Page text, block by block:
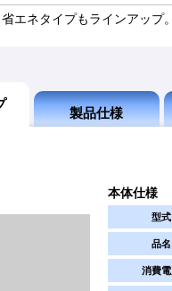
エネタイプもラインアップ。
製品仕様
本体仕様
型式
品名
消費電